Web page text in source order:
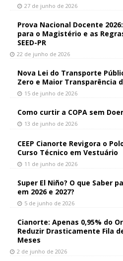
27 de junho de 2026
Prova Nacional Docente
para o Magistério e as
SEED-PR
22 de junho de 2026
Nova Lei do Transporte
Zero e Maior Transparência
15 de junho de 2026
Como curtir a COPA sem
13 de junho de 2026
CEEP Cianorte Revigora o
Curso Técnico em Vestuário
11 de junho de 2026
Super El Niño? O que Saber
em 2026 e 2027?
5 de junho de 2026
Cianorte: Apenas 0,95% do
Reduzir Drasticamente Fila
Meses
2 de junho de 2026